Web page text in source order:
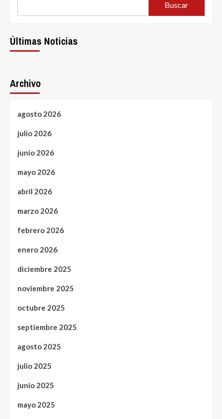
Buscar
Últimas Noticias
Archivo
agosto 2026
julio 2026
junio 2026
mayo 2026
abril 2026
marzo 2026
febrero 2026
enero 2026
diciembre 2025
noviembre 2025
octubre 2025
septiembre 2025
agosto 2025
julio 2025
junio 2025
mayo 2025